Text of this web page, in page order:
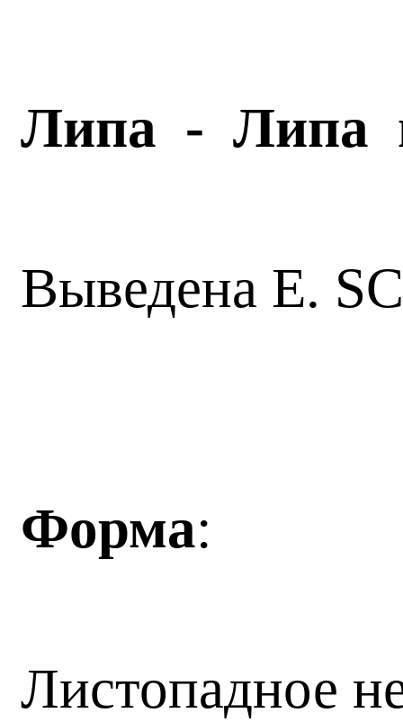
Липа - Липа
Выведена E.
Форма:
Листопадное